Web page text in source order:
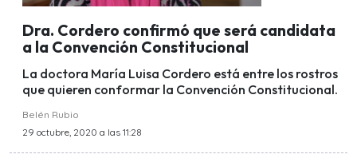
Dra. Cordero confirmó que será candidata
a la Convención Constitucional
La doctora María Luisa Cordero está entre los rostros
que quieren conformar la Convención Constitucional.
Belén Rubio
29 octubre, 2020 a las 11:28